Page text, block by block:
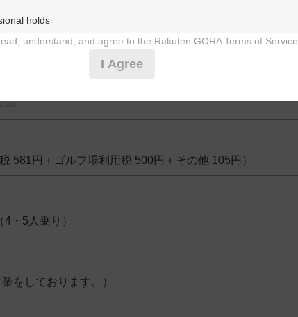
日セルフ・休憩あり
581円＋ゴルフ場利用税 500円＋その他 105円）
・5人乗り）
をしております。）
holds
(e.g., delaying play, ignoring rules, manners, or warnings)
regarding the above points.
understand, and agree to the Rakuten GORA Terms of Service
I Agree